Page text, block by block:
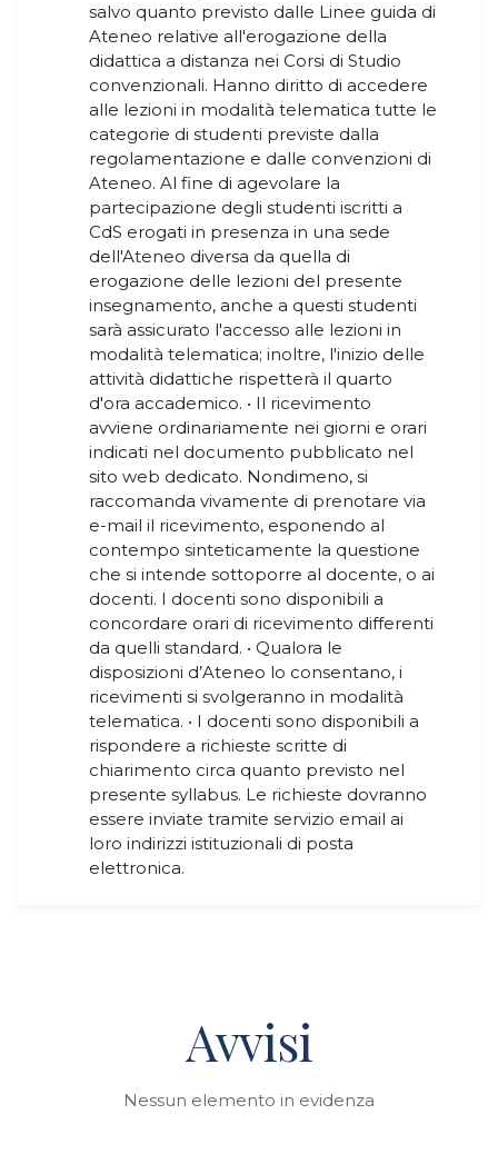
salvo quanto previsto dalle Linee guida di
Ateneo relative all'erogazione della
didattica a distanza nei Corsi di Studio
convenzionali. Hanno diritto di accedere
alle lezioni in modalità telematica tutte le
categorie di studenti previste dalla
regolamentazione e dalle convenzioni di
Ateneo. Al fine di agevolare la
partecipazione degli studenti iscritti a
CdS erogati in presenza in una sede
dell'Ateneo diversa da quella di
erogazione delle lezioni del presente
insegnamento, anche a questi studenti
sarà assicurato l'accesso alle lezioni in
modalità telematica; inoltre, l'inizio delle
attività didattiche rispetterà il quarto
d'ora accademico. • Il ricevimento
avviene ordinariamente nei giorni e orari
indicati nel documento pubblicato nel
sito web dedicato. Nondimeno, si
raccomanda vivamente di prenotare via
e-mail il ricevimento, esponendo al
contempo sinteticamente la questione
che si intende sottoporre al docente, o ai
docenti. I docenti sono disponibili a
concordare orari di ricevimento differenti
da quelli standard. • Qualora le
disposizioni d’Ateneo lo consentano, i
ricevimenti si svolgeranno in modalità
telematica. • I docenti sono disponibili a
rispondere a richieste scritte di
chiarimento circa quanto previsto nel
presente syllabus. Le richieste dovranno
essere inviate tramite servizio email ai
loro indirizzi istituzionali di posta
elettronica.
Avvisi
Nessun elemento in evidenza